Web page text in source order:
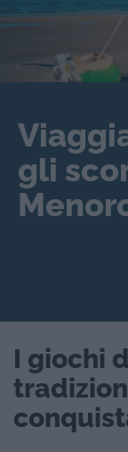
gli
I giochi